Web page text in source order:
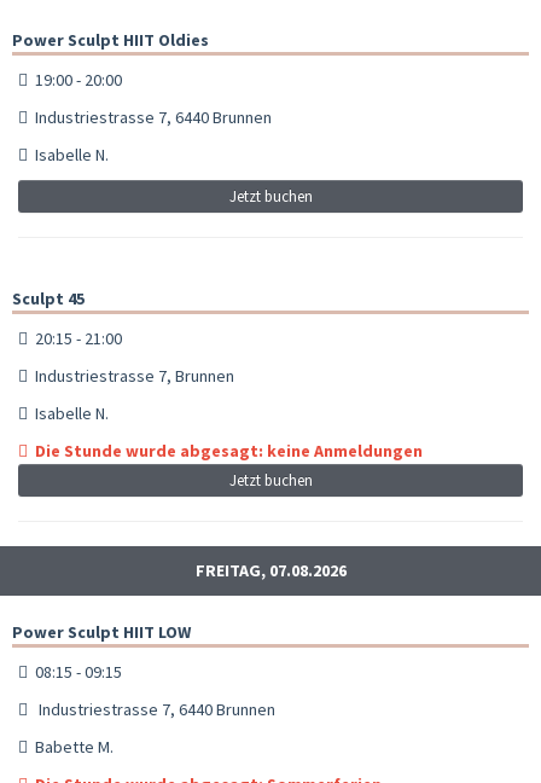
Power Sculpt HIIT Oldies
19:00 - 20:00
Industriestrasse 7, 6440 Brunnen
Isabelle N.
Jetzt buchen
Sculpt 45
20:15 - 21:00
Industriestrasse 7, Brunnen
Isabelle N.
Die Stunde wurde abgesagt: keine Anmeldungen
Jetzt buchen
FREITAG, 07.08.2026
Power Sculpt HIIT LOW
08:15 - 09:15
Industriestrasse 7, 6440 Brunnen
Babette M.